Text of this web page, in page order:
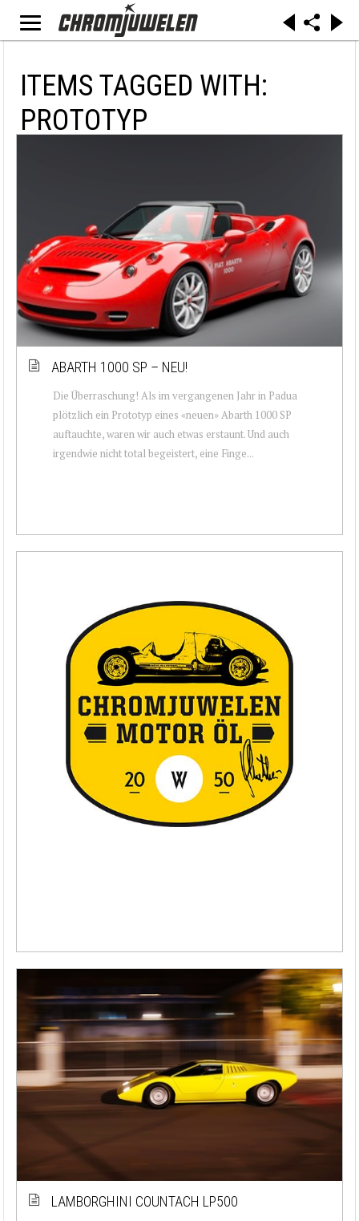
ITEMS TAGGED WITH:
PROTOTYP
ABARTH 1000 SP – NEU!
Die Überraschung! Als im vergangenen Jahr in Padua
plötzlich ein Prototyp eines «neuen» Abarth 1000 SP
auftauchte, waren wir auch etwas erstaunt. Und auch
irgendwie nicht total begeistert, eine Finge...
LAMBORGHINI COUNTACH LP500